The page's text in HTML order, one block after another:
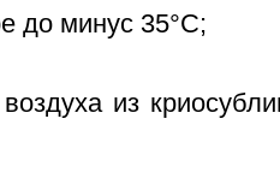
до минус 35°С;
из